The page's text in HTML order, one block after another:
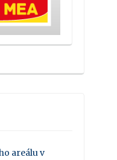
areálu v